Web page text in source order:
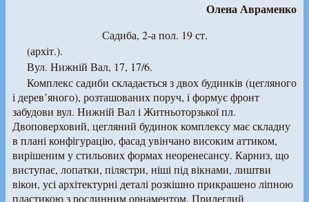
Олена Авраменко
Садиба, 2-а пол. 19 ст.
(архіт.).
Вул. Нижній Вал, 17, 17/6.
Комплекс садиби складається з двох будинків (цегляного
і дерев’яного), розташованих поруч, і формує фронт
забудови вул. Нижній Вал і Житньоторзької пл.
Двоповерховий, цегляний будинок комплексу має складну
в плані конфігурацію, фасад увінчано високим аттиком,
вирішеним у стильових формах неоренесансу. Карниз, що
виступає, лопатки, пілястри, ніші під вікнами, лиштви
вікон, усі архітектурні деталі розкішно прикрашено ліпною
пластикою з рослинним орнаментом. Прилеглий